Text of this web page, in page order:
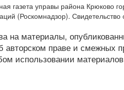
газета управы района Крюково
(Роскомнадзор).
на материалы,
авторском праве и смежных
использовании материалов